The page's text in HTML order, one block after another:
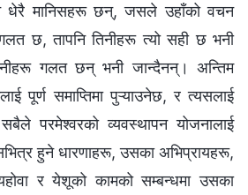
धेरै मानिसहरू छन्, जसले उहाँको वचन
छ, तापनि तिनीहरू त्यो सही छ भनी
गलत छन् भनी जान्दैनन्। अन्तिम
पूर्ण समाप्तिमा पुऱ्याउनेछ, र त्यसलाई
सबैले परमेश्‍वरको व्यवस्थापन योजनालाई
हुने धारणाहरू, उसका अभिप्रायहरू,
र येशूको कामको सम्बन्धमा उसका